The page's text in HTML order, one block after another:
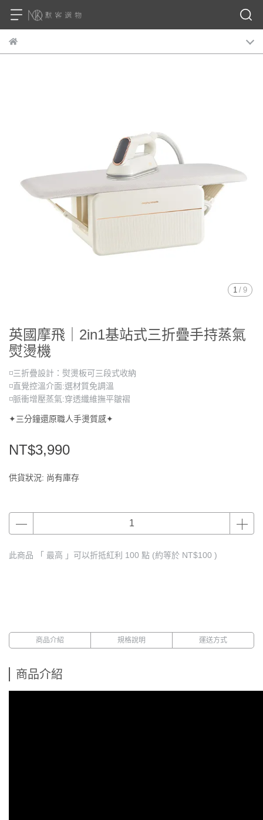
1 / 9
英國摩飛｜2in1基站式三折疊手持蒸氣
熨燙機
◽三折疊設計：熨燙板可三段式收納
◽直覺控溫介面:選材質免調溫
◽脈衝增壓蒸氣:穿透纖維撫平皺褶
✦三分鐘還原職人手燙質感✦
NT$3,990
供貨狀況: 尚有庫存
此商品 「 最高 」可以折抵紅利 100 點 (約等於 NT$100 )
商品介紹 規格說明 運送方式
商品介紹